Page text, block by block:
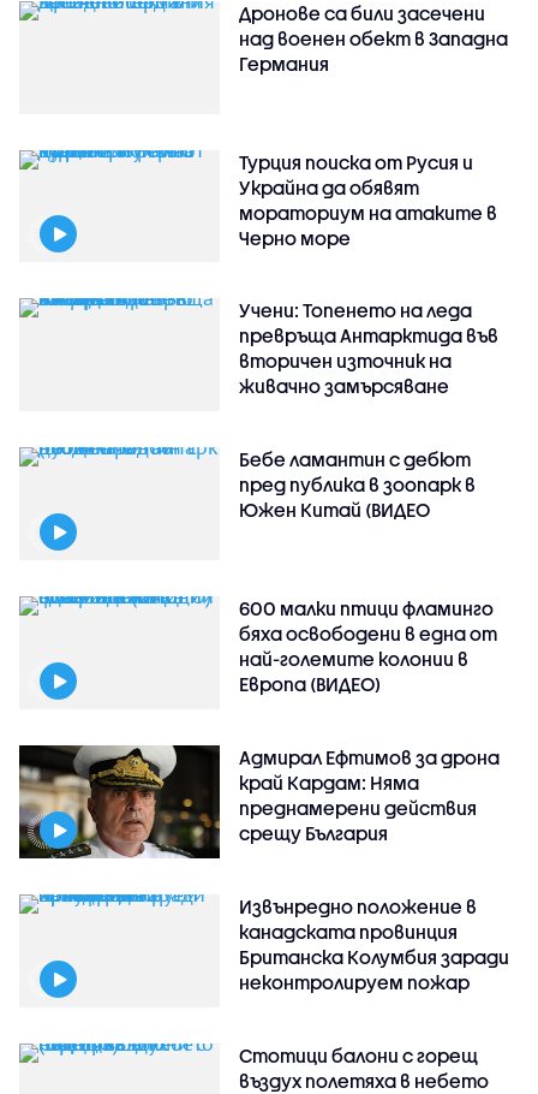
Дронове са били засечени
над военен обект в Западна
Германия
Турция поиска от Русия и
Украйна да обявят
мораториум на атаките в
Черно море
Учени: Топенето на леда
превръща Антарктида във
вторичен източник на
живачно замърсяване
Бебе ламантин с дебют
пред публика в зоопарк в
Южен Китай (ВИДЕО
600 малки птици фламинго
бяха освободени в една от
най-големите колонии в
Европа (ВИДЕО)
Адмирал Ефтимов за дрона
край Кардам: Няма
преднамерени действия
срещу България
Извънредно положение в
канадската провинция
Британска Колумбия заради
неконтролируем пожар
Стотици балони с горещ
въздух полетяха в небето